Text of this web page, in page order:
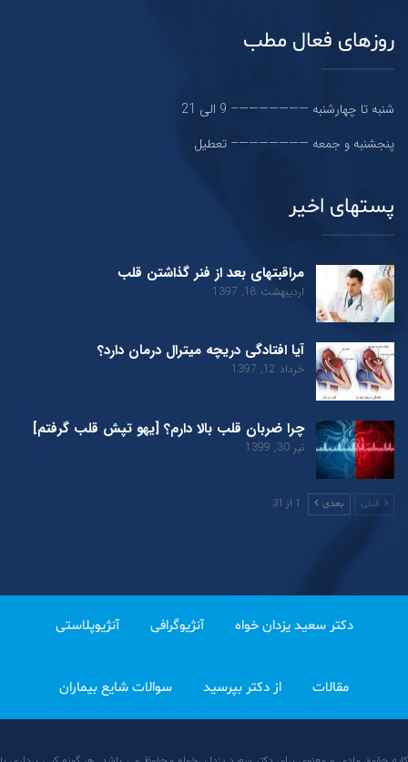
روزهای فعال مطب
شنبه تا چهارشنبه ———————– 9 الی 21
پنجشنبه و جمعه ———————– تعطیل
پستهای اخیر
مراقبتهای بعد از فنر گذاشتن قلب
اردیبهشت 18, 1397
آیا افتادگی دریچه میترال درمان دارد؟
خرداد 12, 1397
چرا ضربان قلب بالا دارم؟ [یهو تپش قلب گرفتم]
تیر 30, 1399
قبلی بعدی 1 از 31
دکتر سعید یزدان خواه آنژیوگرافی آنژیوپلاستی
مقالات از دکتر بپرسید سوالات شایع بیماران